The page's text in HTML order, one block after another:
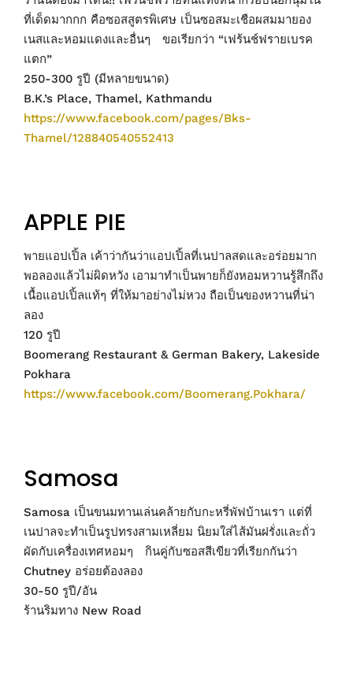
ที่เด็ดมากกก คือซอสสูตรพิเศษ เป็นซอสมะเชือผสมมายอง
เนสและหอมแดงและอื่นๆ ขอเรียกว่า “เฟร้นช์ฟรายเบรค
แตก”
250-300 รูปี (มีหลายขนาด)
B.K.’s Place, Thamel, Kathmandu
https://www.facebook.com/pages/Bks-
Thamel/128840540552413
APPLE PIE
พายแอปเปิ้ล เค้าว่ากันว่าแอปเปิ้ลที่เนปาลสดและอร่อยมาก
พอลองแล้วไม่ผิดหวัง เอามาทำเป็นพายก็ยังหอมหวานรู้สึกถึง
เนื้อแอปเปิ้ลแท้ๆ ที่ให้มาอย่างไม่หวง ถือเป็นของหวานที่น่า
ลอง
120 รูปี
Boomerang Restaurant & German Bakery, Lakeside
Pokhara
https://www.facebook.com/Boomerang.Pokhara/
Samosa
Samosa เป็นขนมทานเล่นคล้ายกับกะหรี่พัฟบ้านเรา แต่ที่
เนปาลจะทำเป็นรูปทรงสามเหลี่ยม นิยมใส่ไส้มันฝรั่งและถั่ว
ผัดกับเครื่องเทศหอมๆ กินคู่กับซอสสีเขียวที่เรียกกันว่า
Chutney อร่อยต้องลอง
30-50 รูปี/อัน
ร้านริมทาง New Road